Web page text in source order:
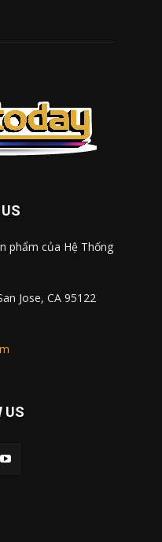
phẩm của Hệ Thống
Jose, CA 95122
US